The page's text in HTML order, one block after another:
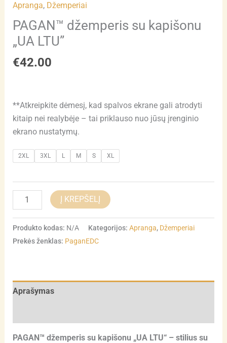
Apranga, Džemperiai
PAGAN™ džemperis su kapišonu
„UA LTU”
€42.00
**Atkreipkite dėmesį, kad spalvos ekrane gali atrodyti
kitaip nei realybėje – tai priklauso nuo jūsų įrenginio
ekrano nustatymų.
2XL 3XL L M S XL
Į KREPŠELĮ
Produkto kodas: N/A Kategorijos: Apranga, Džemperiai
Prekės ženklas: PaganEDC
Aprašymas
PAGAN™ džemperis su kapišonu „UA LTU“ – stilius su